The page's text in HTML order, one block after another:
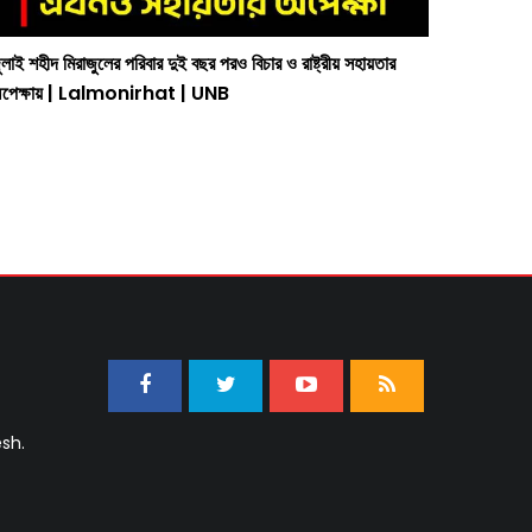
শহীদ মিরাজুলের পরিবার দুই বছর পরও বিচার ও রাষ্ট্রীয় সহায়তার
| Lalmonirhat | UNB